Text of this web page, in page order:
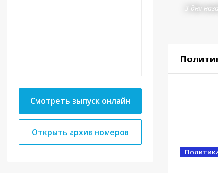
Смотреть выпуск онлайн
Открыть архив номеров
3 дня
Власть